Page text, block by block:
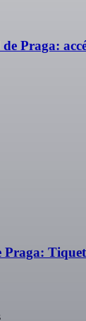
Praga:
Praga: